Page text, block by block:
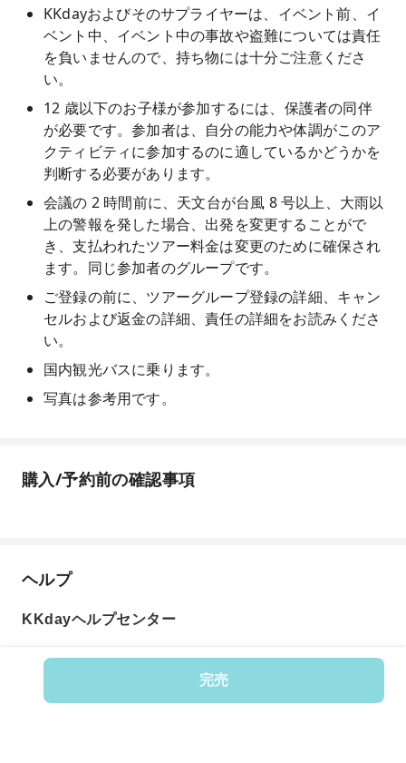
完売
KKdayおよびそのサプライヤーは、イベント前、イ
ベント中、イベント中の事故や盗難については責任
を負いませんので、持ち物には十分ご注意くださ
い。
12 歳以下のお子様が参加するには、保護者の同伴
が必要です。参加者は、自分の能力や体調がこのア
クティビティに参加するのに適しているかどうかを
判断する必要があります。
会議の 2 時間前に、天文台が台風 8 号以上、大雨以
上の警報を発した場合、出発を変更することがで
き、支払われたツアー料金は変更のために確保され
ます。同じ参加者のグループです。
ご登録の前に、ツアーグループ登録の詳細、キャン
セルおよび返金の詳細、責任の詳細をお読みくださ
い。
国内観光バスに乗ります。
写真は参考用です。
購入/予約前の確認事項
ヘルプ
KKdayヘルプセンター
商品番号: 262679